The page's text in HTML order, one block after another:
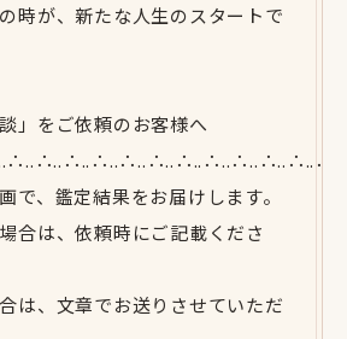
時が、新たな人生のスタートで
」をご依頼のお客様へ
で、鑑定結果をお届けします。
合は、依頼時にご記載くださ
は、文章でお送りさせていただ